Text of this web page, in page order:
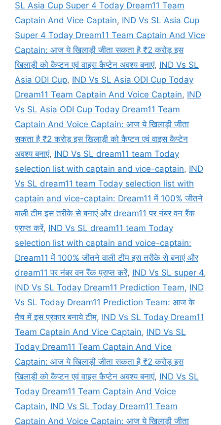
SL Asia Cup Super 4 Today Dream11 Team
Captain And Vice Captain, IND Vs SL Asia Cup
Super 4 Today Dream11 Team Captain And Vice
Captain: आज ये खिलाड़ी जीता सकता है ₹2 करोड़ इस
खिलाड़ी को कैप्टन एवं वाइस कैप्टेन अवश्य बनाएं, IND Vs SL
Asia ODI Cup, IND Vs SL Asia ODI Cup Today
Dream11 Team Captain And Voice Captain, IND
Vs SL Asia ODI Cup Today Dream11 Team
Captain And Voice Captain: आज ये खिलाड़ी जीता
सकता है ₹2 करोड़ इस खिलाड़ी को कैप्टन एवं वाइस कैप्टेन
अवश्य बनाएं, IND Vs SL dream11 team Today
selection list with captain and vice-captain, IND
Vs SL dream11 team Today selection list with
captain and vice-captain: Dream11 में 100% जीतने
वाली टीम इस तरीके से बनाएं और dream11 पर नंबर वन रैंक
प्राप्त करें, IND Vs SL dream11 team Today
selection list with captain and voice-captain:
Dream11 में 100% जीतने वाली टीम इस तरीके से बनाएं और
dream11 पर नंबर वन रैंक प्राप्त करें, IND Vs SL super 4,
IND Vs SL Today Dream11 Prediction Team, IND
Vs SL Today Dream11 Prediction Team: आज के
मैच में इस प्रकार बनाये टीम, IND Vs SL Today Dream11
Team Captain And Vice Captain, IND Vs SL
Today Dream11 Team Captain And Vice
Captain: आज ये खिलाड़ी जीता सकता है ₹2 करोड़ इस
खिलाड़ी को कैप्टन एवं वाइस कैप्टेन अवश्य बनाएं, IND Vs SL
Today Dream11 Team Captain And Voice
Captain, IND Vs SL Today Dream11 Team
Captain And Voice Captain: आज ये खिलाड़ी जीता